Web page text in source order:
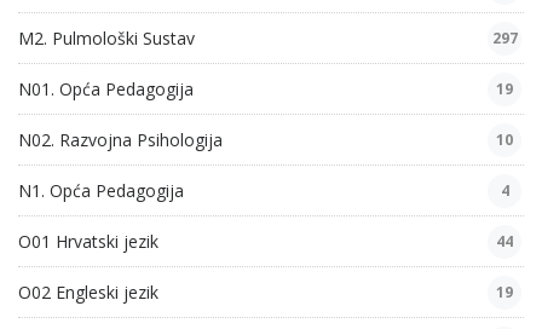
M2. Pulmološki Sustav 297
N01. Opća Pedagogija 19
N02. Razvojna Psihologija 10
N1. Opća Pedagogija 4
O01 Hrvatski jezik 44
O02 Engleski jezik 19